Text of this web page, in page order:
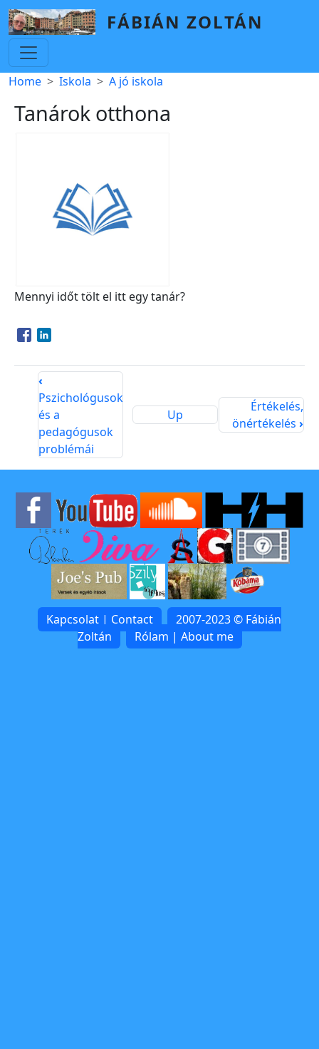
Skip to main content
FÁBIÁN ZOLTÁN
Breadcrumb
Home Iskola A jó iskola
Tanárok otthona
Mennyi időt tölt el itt egy tanár?
Opens in a new window
Opens in a new window
‹
Pszichológusok
és a
pedagógusok
problémái
Up
Értékelés,
önértékelés›
Kapcsolat | Contact
2007-2023 © Fábián
Zoltán
Rólam | About me